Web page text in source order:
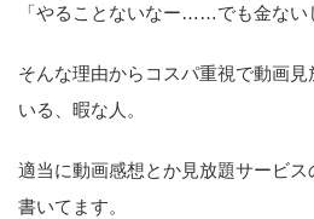
「やることないなー……でも金ない
そんな理由からコスパ重視で動画
いる、暇な人。
適当に動画感想とか見放題サービ
書いてます。